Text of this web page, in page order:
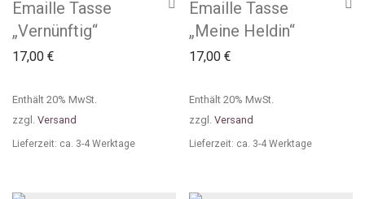
Emaille Tasse
„Vernünftig“
17,00 €
Enthält 20% MwSt.
zzgl. Versand
Lieferzeit: ca. 3-4 Werktage
Emaille Tasse
„Meine Heldin“
17,00 €
Enthält 20% MwSt.
zzgl. Versand
Lieferzeit: ca. 3-4 Werktage